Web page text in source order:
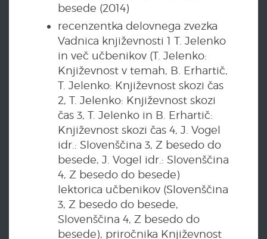
besede (2014)
recenzentka delovnega zvezka
Vadnica književnosti 1 T. Jelenko
in več učbenikov (T. Jelenko:
Književnost v temah, B. Erhartič,
T. Jelenko: Književnost skozi čas
2, T. Jelenko: Književnost skozi
čas 3, T. Jelenko in B. Erhartič:
Književnost skozi čas 4, J. Vogel
idr.: Slovenščina 3, Z besedo do
besede, J. Vogel idr.: Slovenščina
4, Z besedo do besede)
lektorica učbenikov (Slovenščina
3, Z besedo do besede,
Slovenščina 4, Z besedo do
besede), priročnika Književnost